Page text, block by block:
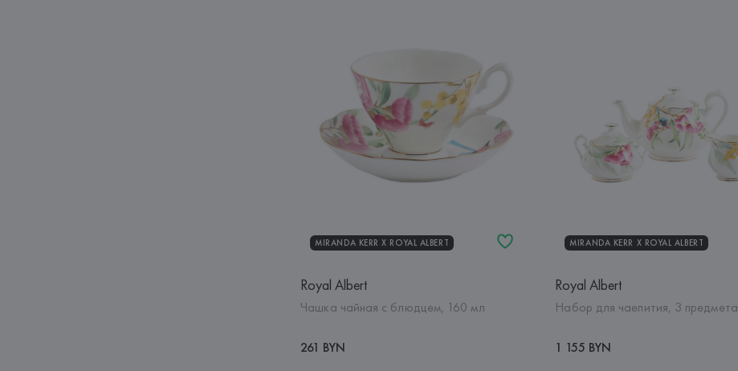
MIRANDA KERR Х ROYAL ALBERT
Royal Albert
Чашка чайная с блюдцем, 160 мл
261 BYN
MIRANDA KERR Х ROYAL ALBERT
Royal Albert
Набор для чаепития, 3 предмета
1 155 BYN